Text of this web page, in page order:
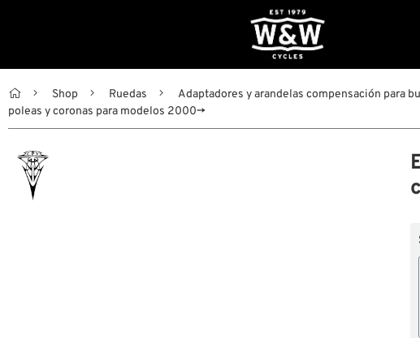
 Shop Ruedas Adaptadores y arandelas compensación para
poleas y coronas para modelos 2000→